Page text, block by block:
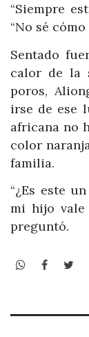
“Siempre
“No sé
Sentado
calor de la
poros,
irse de ese
africana no
color
familia.
“¿Es este
mi hijo vale
preguntó.
WhatsApp